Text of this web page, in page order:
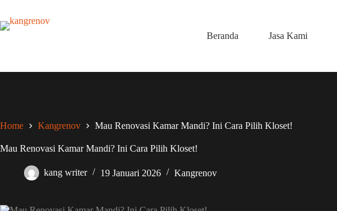
content
Beranda
Jasa Kami
Home Kangrenov Mau Renovasi Kamar Mandi? Ini Cara Pilih Kloset!
Mau Renovasi Kamar Mandi? Ini Cara Pilih Kloset!
kang writer 19 Januari 2026 Kangrenov